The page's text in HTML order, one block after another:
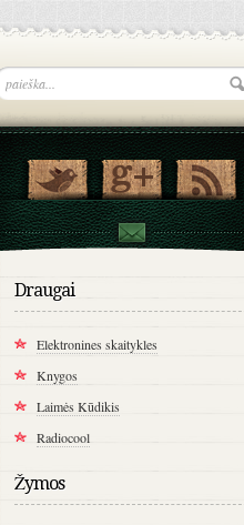
Draugai
Elektronines skaitykles
Knygos
Laimės Kūdikis
Radiocool
Žymos